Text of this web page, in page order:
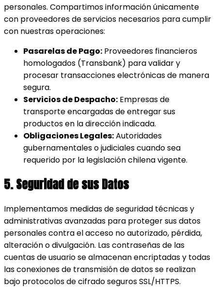
personales. Compartimos información únicamente
con proveedores de servicios necesarios para cumplir
con nuestras operaciones:
Pasarelas de Pago: Proveedores financieros
homologados (Transbank) para validar y
procesar transacciones electrónicas de manera
segura.
Servicios de Despacho: Empresas de
transporte encargadas de entregar sus
productos en la dirección indicada.
Obligaciones Legales:Autoridades
gubernamentales o judiciales cuando sea
requerido por la legislación chilena vigente.
5. Seguridad de sus Datos
Implementamos medidas de seguridad técnicas y
administrativas avanzadas para proteger sus datos
personales contra el acceso no autorizado, pérdida,
alteración o divulgación. Las contraseñas de las
cuentas de usuario se almacenan encriptadas y todas
las conexiones de transmisión de datos se realizan
bajo protocolos de cifrado seguros SSL/HTTPS.